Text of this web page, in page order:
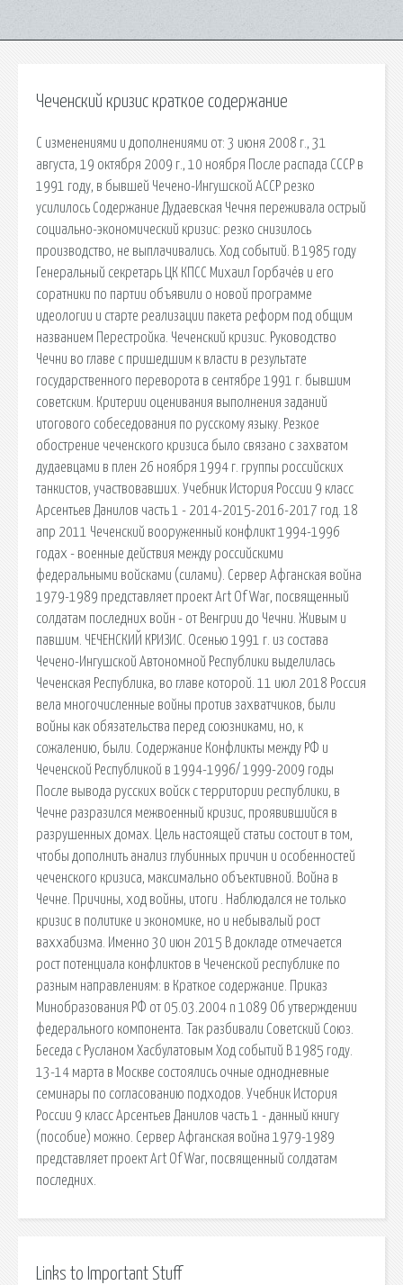
Чеченский кризис краткое содержание
С изменениями и дополнениями от: 3 июня 2008 г., 31
августа, 19 октября 2009 г., 10 ноября После распада СССР в
1991 году, в бывшей Чечено-Ингушской АССР резко
усилилось Содержание Дудаевская Чечня переживала острый
социально-экономический кризис: резко снизилось
производство, не выплачивались. Ход событий. В 1985 году
Генеральный секретарь ЦК КПСС Михаил Горбачёв и его
соратники по партии объявили о новой программе
идеологии и старте реализации пакета реформ под общим
названием Перестройка. Чеченский кризис. Руководство
Чечни во главе с пришедшим к власти в результате
государственного переворота в сентябре 1991 г. бывшим
советским. Критерии оценивания выполнения заданий
итогового собеседования по русскому языку. Резкое
обострение чеченского кризиса было связано с захватом
дудаевцами в плен 26 ноября 1994 г. группы российских
танкистов, участвовавших. Учебник История России 9 класс
Арсентьев Данилов часть 1 - 2014-2015-2016-2017 год. 18
апр 2011 Чеченский вооруженный конфликт 1994-1996
годах - военные действия между российскими
федеральными войсками (силами). Сервер Афганская война
1979-1989 представляет проект Art Of War, посвященный
солдатам последних войн - от Венгрии до Чечни. Живым и
павшим. ЧЕЧЕНСКИЙ КРИЗИС. Осенью 1991 г. из состава
Чечено-Ингушской Автономной Республики выделилась
Чеченская Республика, во главе которой. 11 июл 2018 Россия
вела многочисленные войны против захватчиков, были
войны как обязательства перед союзниками, но, к
сожалению, были. Содержание Конфликты между РФ и
Чеченской Республикой в 1994-1996/ 1999-2009 годы
После вывода русских войск с территории республики, в
Чечне разразился межвоенный кризис, проявившийся в
разрушенных домах. Цель настоящей статьи состоит в том,
чтобы дополнить анализ глубинных причин и особенностей
чеченского кризиса, максимально объективной. Война в
Чечне. Причины, ход войны, итоги . Наблюдался не только
кризис в политике и экономике, но и небывалый рост
ваххабизма. Именно 30 июн 2015 В докладе отмечается
рост потенциала конфликтов в Чеченской республике по
разным направлениям: в Краткое содержание. Приказ
Минобразования РФ от 05.03.2004 n 1089 Об утверждении
федерального компонента. Так разбивали Советский Союз.
Беседа с Русланом Хасбулатовым Ход событий В 1985 году.
13-14 марта в Москве состоялись очные однодневные
семинары по согласованию подходов. Учебник История
России 9 класс Арсентьев Данилов часть 1 - данный книгу
(пособие) можно. Сервер Афганская война 1979-1989
представляет проект Art Of War, посвященный солдатам
последних.
Links to Important Stuff